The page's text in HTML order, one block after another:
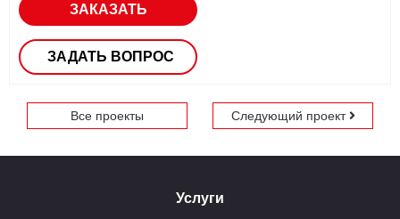
ЗАКАЗАТЬ
ЗАДАТЬ ВОПРОС
Все проекты Следующий проект
Услуги